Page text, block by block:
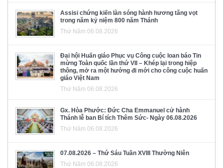
Assisi chứng kiến làn sóng hành hương tăng vọt
trong năm kỷ niệm 800 năm Thánh
Thứ Năm 06.08.2026
Đại hội Huấn giáo Phục vụ Công cuộc loan báo Tin
mừng Toàn quốc lần thứ VII – Khép lại trong hiệp
thông, mở ra một hướng đi mới cho công cuộc huấn
giáo Việt Nam
Thứ Năm 06.08.2026
Gx. Hòa Phước: Đức Cha Emmanuel cử hành
Thánh lễ ban Bí tích Thêm Sức- Ngày 06.08.2026
Thứ Năm 06.08.2026
07.08.2026 – Thứ Sáu Tuần XVIII Thường Niên
Thứ Năm 06.08.2026